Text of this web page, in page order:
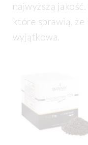
najwyższą
które sprawią, że
wyjątkowa.